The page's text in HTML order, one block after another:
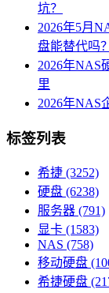
坑？
2026年5月
盘能替代吗？
2026年NAS
里
2026年NAS
标签列表
希捷 (3252)
硬盘 (6238)
服务器 (791)
显卡 (1583)
NAS (758)
移动硬盘
希捷硬盘